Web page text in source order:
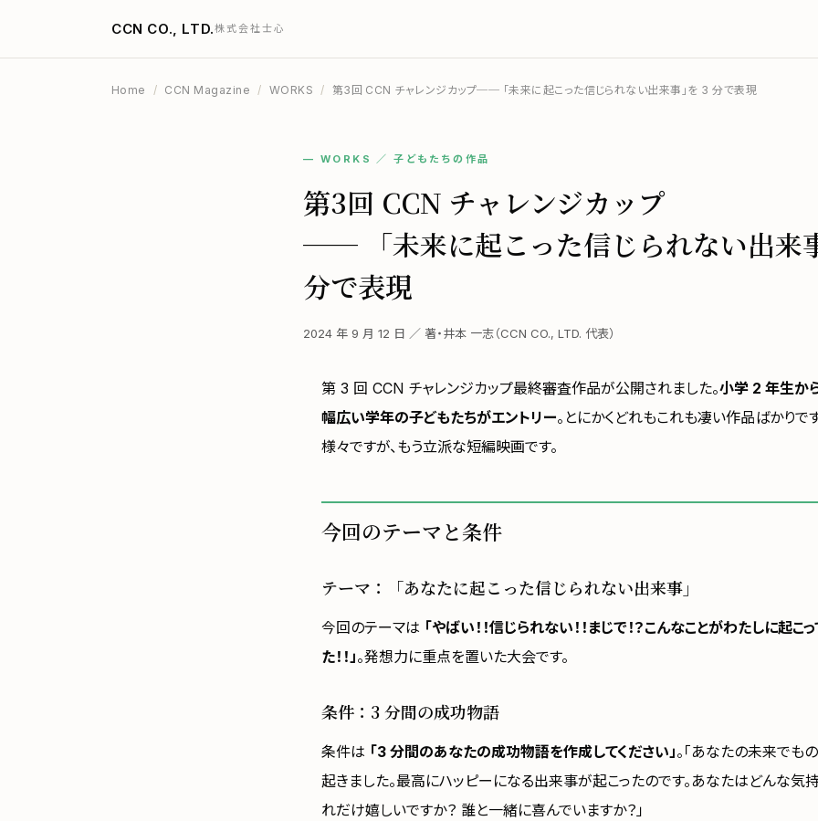
CCN CO., LTD.株式会社士心
Home / CCN Magazine / WORKS / 第3回 CCN チャレンジカップ── 「未来に起こった信じられない出来事」を 3 分で表現
— WORKS ／ 子どもたちの作品
第3回 CCN チャレンジカップ
── 「未来に起こった信じられない出来
分で表現
2024 年 9 月 12 日 ／ 著・井本 一志（CCN CO., LTD. 代表）
第 3 回 CCN チャレンジカップ最終審査作品が公開されました。小学 2 年生か
幅広い学年の子どもたちがエントリー。とにかくどれもこれも凄い作品ばかりで
様々ですが、もう立派な短編映画です。
今回のテーマと条件
テーマ：「あなたに起こった信じられない出来事」
今回のテーマは 「やばい！！信じられない！！まじで！？こんなことがわたしに起こ
た！！」。発想力に重点を置いた大会です。
条件：3 分間の成功物語
条件は 「3 分間のあなたの成功物語を作成してください」。「あなたの未来でも
起きました。最高にハッピーになる出来事が起こったのです。あなたはどんな気
れだけ嬉しいですか？ 誰と一緒に喜んでいますか？」